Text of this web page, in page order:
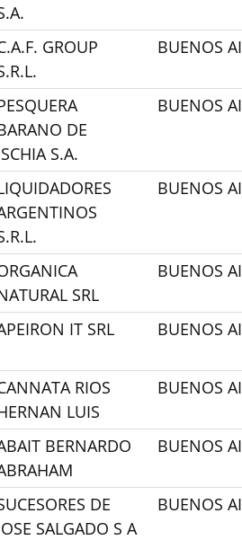
GROUP
BUENOS
DE
S.A.
BUENOS
BUENOS
SRL
BUENOS
IT SRL BUENOS
RIOS
LUIS
BUENOS
BERNARDO
BUENOS
DE
SALGADO S A
BUENOS